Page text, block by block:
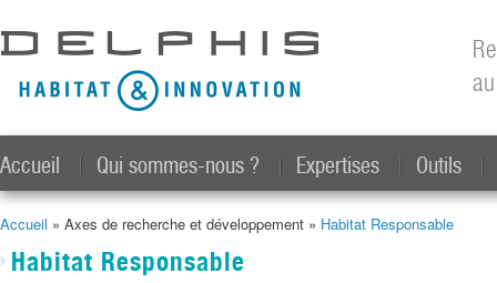
Accueil Qui sommes-nous ? Expertises Outils
Accueil » Axes de recherche et développement » Habitat Responsable
Habitat Responsable